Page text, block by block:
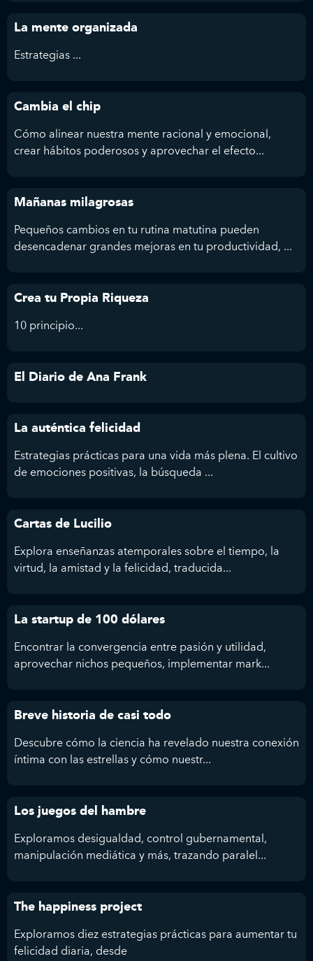
La mente organizada
Estrategias ...
Cambia el chip
Cómo alinear nuestra mente racional y emocional,
crear hábitos poderosos y aprovechar el efecto...
Mañanas milagrosas
Pequeños cambios en tu rutina matutina pueden
desencadenar grandes mejoras en tu productividad, ...
Crea tu Propia Riqueza
10 principio...
El Diario de Ana Frank
La auténtica felicidad
Estrategias prácticas para una vida más plena. El cultivo
de emociones positivas, la búsqueda ...
Cartas de Lucilio
Explora enseñanzas atemporales sobre el tiempo, la
virtud, la amistad y la felicidad, traducida...
La startup de 100 dólares
Encontrar la convergencia entre pasión y utilidad,
aprovechar nichos pequeños, implementar mark...
Breve historia de casi todo
Descubre cómo la ciencia ha revelado nuestra conexión
íntima con las estrellas y cómo nuestr...
Los juegos del hambre
Exploramos desigualdad, control gubernamental,
manipulación mediática y más, trazando paralel...
The happiness project
Exploramos diez estrategias prácticas para aumentar tu
felicidad diaria, desde